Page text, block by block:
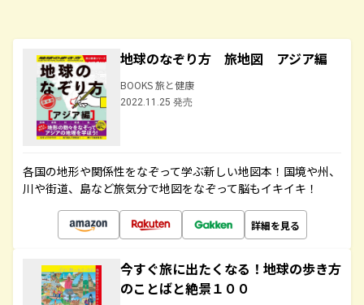
地球のなぞり方 旅地図 アジア編
BOOKS 旅と健康
2022.11.25 発売
各国の地形や関係性をなぞって学ぶ新しい地図本！国境や州、
川や街道、島など旅気分で地図をなぞって脳もイキイキ！
詳細を見る
今すぐ旅に出たくなる！地球の歩き方
のことばと絶景１００